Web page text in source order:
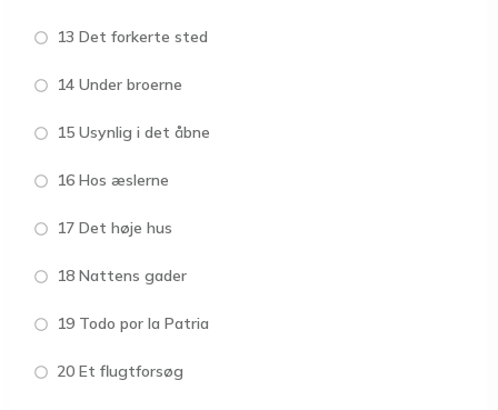
13 Det forkerte sted
14 Under broerne
15 Usynlig i det åbne
16 Hos æslerne
17 Det høje hus
18 Nattens gader
19 Todo por la Patria
20 Et flugtforsøg